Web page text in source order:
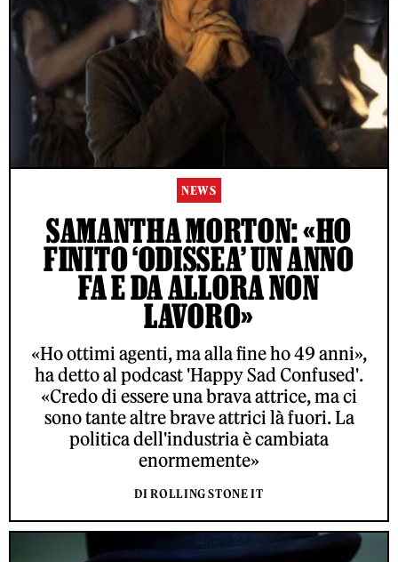
NEWS
SAMANTHA MORTON: «HO
FINITO ‘ODISSEA’ UN ANNO
FA E DA ALLORA NON
LAVORO»
«Ho ottimi agenti, ma alla fine ho 49 anni»,
ha detto al podcast 'Happy Sad Confused'.
«Credo di essere una brava attrice, ma ci
sono tante altre brave attrici là fuori. La
politica dell'industria è cambiata
enormemente»
DI ROLLING STONE IT